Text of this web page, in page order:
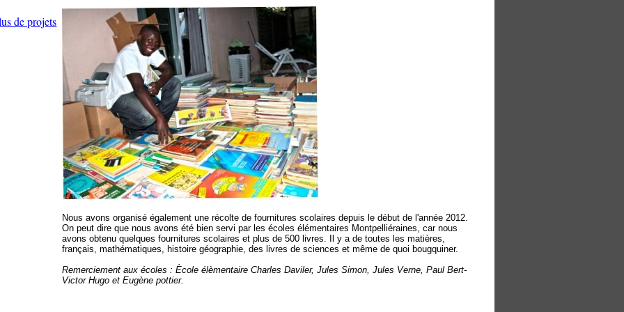
Nous avons organisé également une récolte de fournitures scolaires depuis le début de l'année 2012.
On peut dire que nous avons été bien servi par les écoles élémentaires Montpelliéraines, car nous
avons obtenu quelques fournitures scolaires et plus de 500 livres. Il y a de toutes les matières,
français, mathématiques, histoire géographie, des livres de sciences et même de quoi bougquiner.
Remerciement aux écoles : Ècole élèmentaire Charles Daviler, Jules Simon, Jules Verne, Paul Bert-
Victor Hugo et Eugène pottier.
de projets